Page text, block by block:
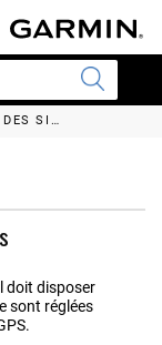
ACQUISITION DES SIGNAUX SATELLITES
doit disposer
sont réglées